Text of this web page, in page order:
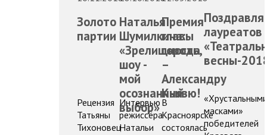
Золото
партии
Рецензия
Татьяны
Тихоновец
Наталья
Шумилкина:
«Зрелищность,
шоу -
мой
осознанный
выбор»
Интервью
режиссёра
Натальи
Премия
главы
города
–
Александру
Князю!
В
Красноярске
состоялась
лауреатов
весны-
масками»
победителей